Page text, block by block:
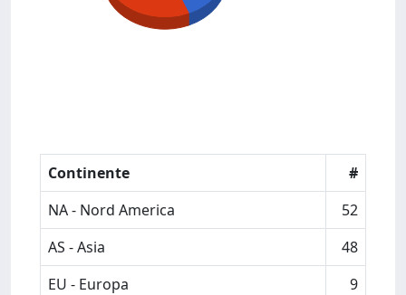
Continente
#
NA - Nord America
52
AS - Asia
48
EU - Europa
9